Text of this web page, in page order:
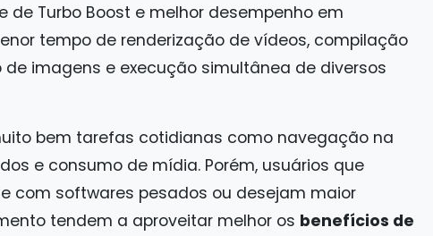
Turbo Boost e melhor desempenho em
tempo de renderização de vídeos, compilação
imagens e execução simultânea de diversos
bem tarefas cotidianas como navegação na
e consumo de mídia. Porém, usuários que
com softwares pesados ou desejam maior
tendem a aproveitar melhor os benefícios de